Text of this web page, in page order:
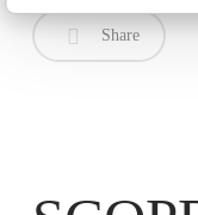
Share